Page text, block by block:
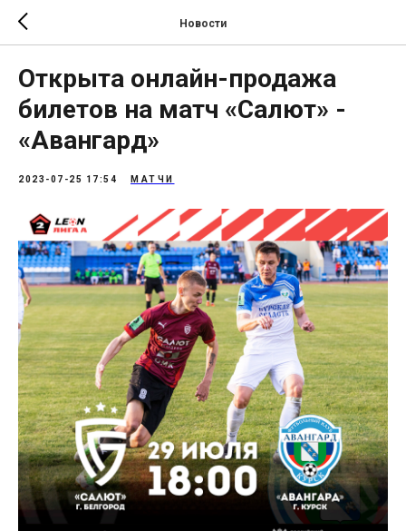
Новости
Открыта онлайн-продажа
билетов на матч «Салют» -
«Авангард»
2023-07-25 17:54 МАТЧИ